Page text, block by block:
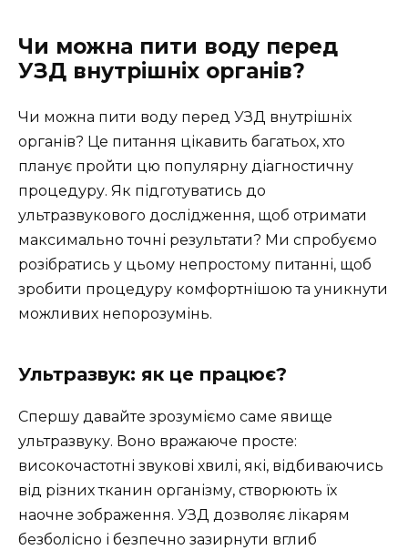
Чи можна пити воду перед
УЗД внутрішніх органів?
Чи можна пити воду перед УЗД внутрішніх
органів? Це питання цікавить багатьох, хто
планує пройти цю популярну діагностичну
процедуру. Як підготуватись до
ультразвукового дослідження, щоб отримати
максимально точні результати? Ми спробуємо
розібратись у цьому непростому питанні, щоб
зробити процедуру комфортнішою та уникнути
можливих непорозумінь.
Ультразвук: як це працює?
Спершу давайте зрозуміємо саме явище
ультразвуку. Воно вражаюче просте:
високочастотні звукові хвилі, які, відбиваючись
від різних тканин організму, створюють їх
наочне зображення. УЗД дозволяє лікарям
безболісно і безпечно зазирнути вглиб